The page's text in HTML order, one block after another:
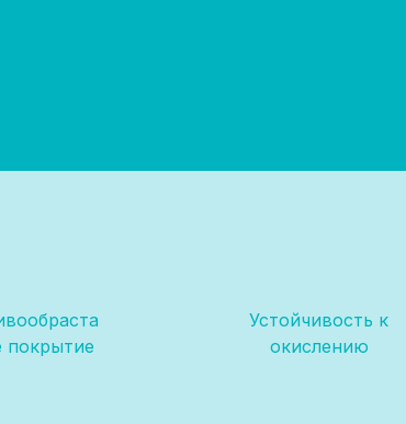
Устойчивость к
окислению